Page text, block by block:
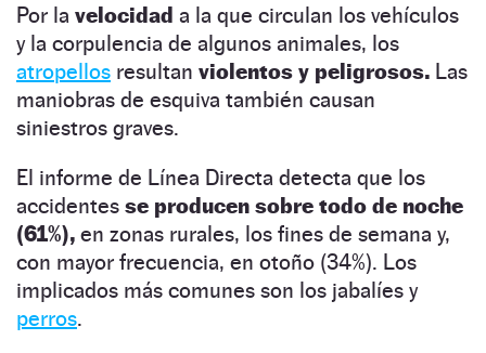
Por la velocidad a la que circulan los vehículos
y la corpulencia de algunos animales, los
atropellos resultan violentos y peligrosos. Las
maniobras de esquiva también causan
siniestros graves.
El informe de Línea Directa detecta que los
accidentes se producen sobre todo de noche
(61%), en zonas rurales, los fines de semana y,
con mayor frecuencia, en otoño (34%). Los
implicados más comunes son los jabalíes y
perros.